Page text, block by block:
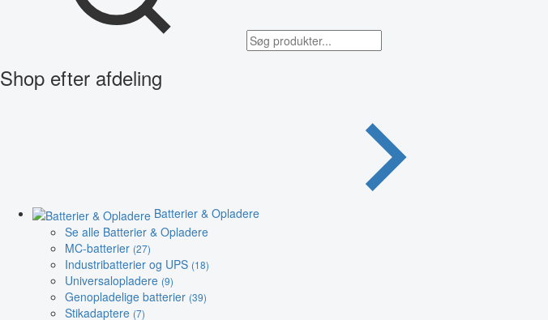
Shop efter afdeling
Batterier & Opladere
Se alle Batterier & Opladere
MC-batterier (27)
Industribatterier og UPS (18)
Universalopladere (9)
Genopladelige batterier (39)
Stikadaptere (7)